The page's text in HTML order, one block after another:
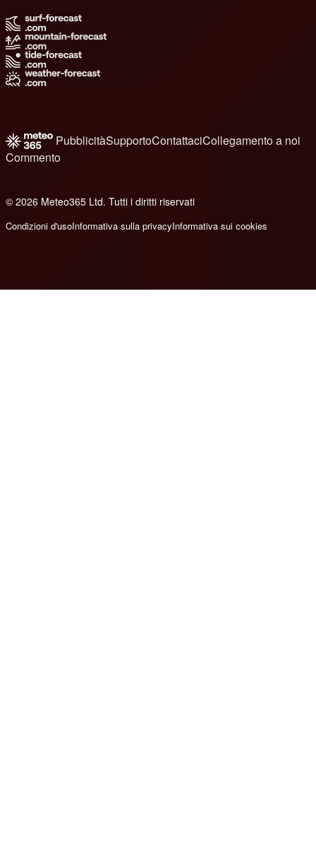
PubblicitàSupportoContattaciCollegamento a noi
Commento
© 2026 Meteo365 Ltd. Tutti i diritti riservati
Condizioni d'usoInformativa sulla privacyInformativa sui cookies